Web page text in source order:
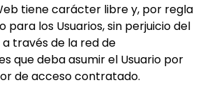
tiene carácter libre y, por regla
para los Usuarios, sin perjuicio del
través de la red de
que deba asumir el Usuario por
de acceso contratado.